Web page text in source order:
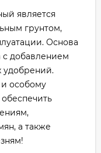
является
грунтом,
Основа
с добавлением
удобрений.
особому
а также